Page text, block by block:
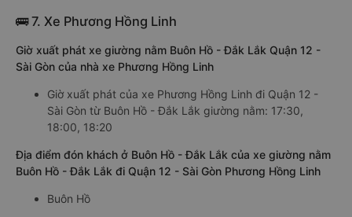
🚌 7. Xe Phương Hồng Linh
Giờ xuất phát xe giường nằm Buôn Hồ - Đắk Lắk Quận 12 -
Sài Gòn của nhà xe Phương Hồng Linh
Giờ xuất phát của xe Phương Hồng Linh đi Quận 12 -
Sài Gòn từ Buôn Hồ - Đắk Lắk giường nằm: 17:30,
18:00, 18:20
Địa điểm đón khách ở Buôn Hồ - Đắk Lắk của xe giường nằm
Buôn Hồ - Đắk Lắk đi Quận 12 - Sài Gòn Phương Hồng Linh
Buôn Hồ